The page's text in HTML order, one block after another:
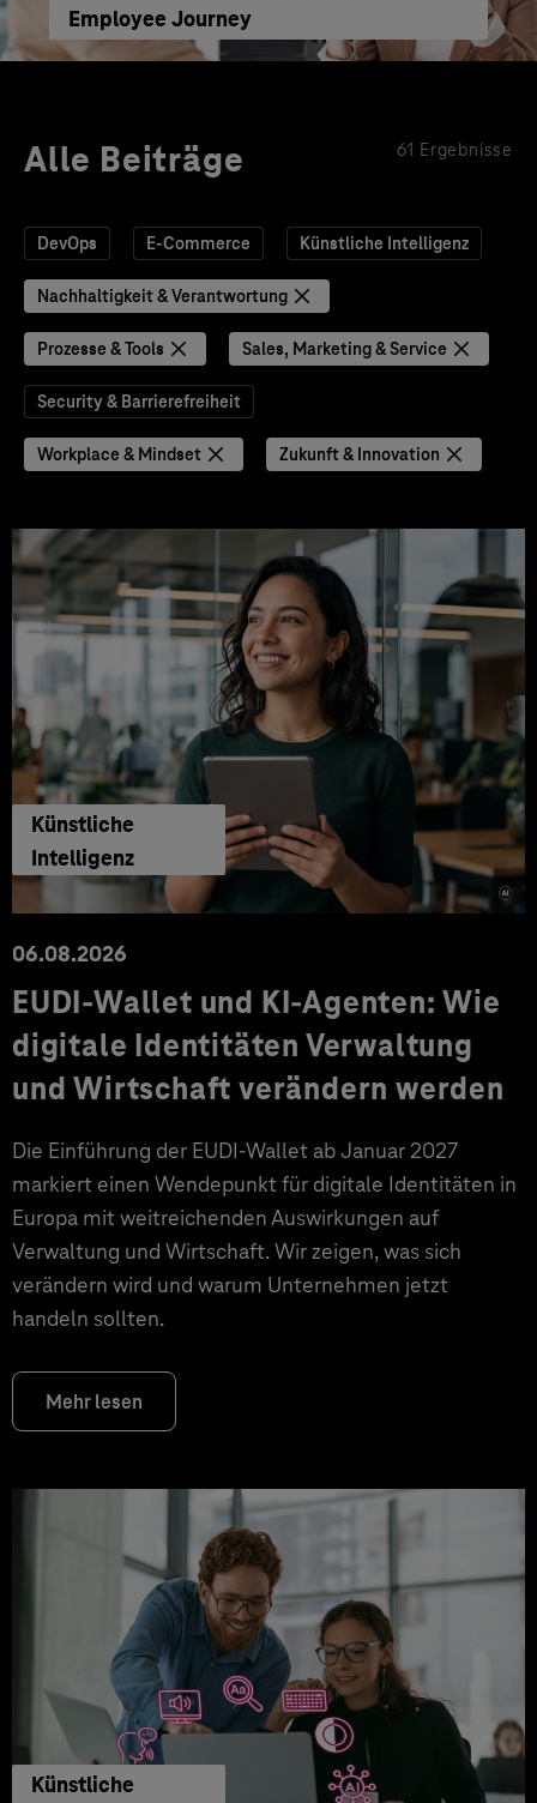
Employee Journey
Alle Beiträge 61 Ergebnisse
DevOps E-Commerce Künstliche Intelligenz
Nachhaltigkeit & Verantwortung
Prozesse & Tools Sales, Marketing & Service
Security & Barrierefreiheit
Workplace & Mindset Zukunft & Innovation
Künstliche
Intelligenz
06.08.2026
EUDI-Wallet und KI-Agenten: Wie
digitale Identitäten Verwaltung
und Wirtschaft verändern werden
Die Einführung der EUDI-Wallet ab Januar 2027
markiert einen Wendepunkt für digitale Identitäten in
Europa mit weitreichenden Auswirkungen auf
Verwaltung und Wirtschaft. Wir zeigen, was sich
verändern wird und warum Unternehmen jetzt
handeln sollten.
Mehr lesen
Künstliche